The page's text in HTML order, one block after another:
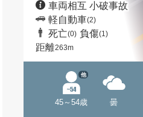
車両相互 小破事故
軽自動車(2)
死亡(0) 負傷(1)
距離263m
45～54歳
他
曇